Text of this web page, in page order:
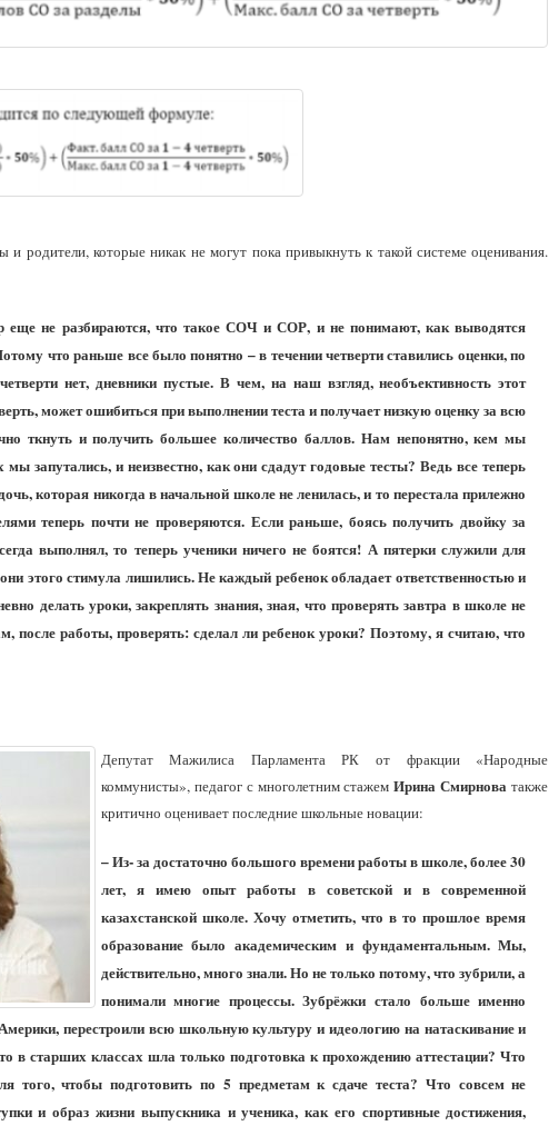
родители, которые никак не могут пока привыкнуть к такой системе оценивания.
еще не разбираются, что такое СОЧ и СОР, и не понимают, как выводятся
что раньше все было понятно – в течении четверти ставились оценки, по
нет, дневники пустые. В чем, на наш взгляд, необъективность этот
может ошибиться при выполнении теста и получает низкую оценку за всю
ткнуть и получить большее количество баллов. Нам непонятно, кем мы
запутались, и неизвестно, как они сдадут годовые тесты? Ведь все теперь
которая никогда в начальной школе не ленилась, и то перестала прилежно
теперь почти не проверяются. Если раньше, боясь получить двойку за
выполнял, то теперь ученики ничего не боятся! А пятерки служили для
этого стимула лишились. Не каждый ребенок обладает ответственностью и
делать уроки, закреплять знания, зная, что проверять завтра в школе не
после работы, проверять: сделал ли ребенок уроки? Поэтому, я считаю, что
Депутат Мажилиса Парламента РК от фракции «Народные
коммунисты», педагог с многолетним стажемИрина Смирнова также
критично оценивает последние школьные новации:
– Из- за достаточно большого времени работы в школе, более 30
лет, я имею опыт работы в советской и в современной
казахстанской школе. Хочу отметить, что в то прошлое время
образование было академическим и фундаментальным. Мы,
действительно, много знали. Но не только потому, что зубрили, а
понимали многие процессы. Зубрёжки стало больше именно
перестроили всю школьную культуру и идеологию на натаскивание и
в старших классах шла только подготовка к прохождению аттестации? Что
того, чтобы подготовить по 5 предметам к сдаче теста? Что совсем не
и образ жизни выпускника и ученика, как его спортивные достижения,